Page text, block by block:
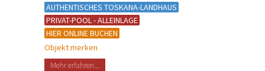
AUTHENTISCHES TOSKANA-LANDHAUS
PRIVAT-POOL - ALLEINLAGE
HIER ONLINE BUCHEN
Objekt merken
Mehr erfahren...